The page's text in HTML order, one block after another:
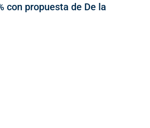
con propuesta de De la